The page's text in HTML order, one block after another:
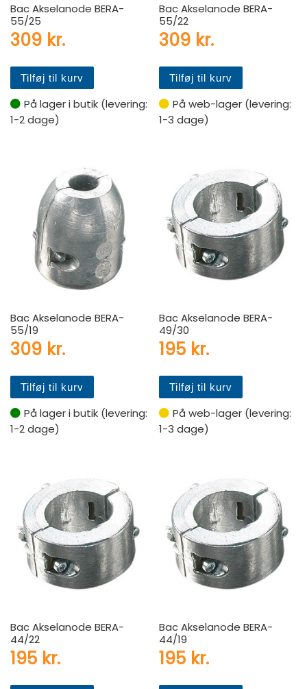
Bac Akselanode BERA-
55/25
309 kr.
Tilføj til kurv
På lager i butik (levering:
1-2 dage)
Bac Akselanode BERA-
55/22
309 kr.
Tilføj til kurv
På web-lager (levering:
1-3 dage)
Bac Akselanode BERA-
55/19
309 kr.
Tilføj til kurv
På lager i butik (levering:
1-2 dage)
Bac Akselanode BERA-
49/30
195 kr.
Tilføj til kurv
På web-lager (levering:
1-3 dage)
Bac Akselanode BERA-
44/22
195 kr.
Bac Akselanode BERA-
44/19
195 kr.